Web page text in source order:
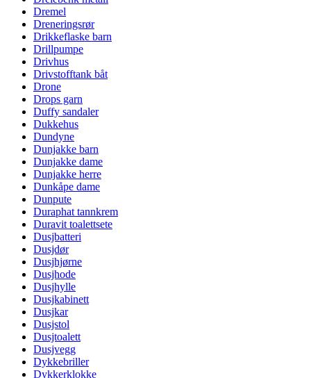
Dremel
Dreneringsrør
Drikkeflaske barn
Drillpumpe
Drivhus
Drivstofftank båt
Drone
Drops garn
Duffy sandaler
Dukkehus
Dundyne
Dunjakke barn
Dunjakke dame
Dunjakke herre
Dunkåpe dame
Dunpute
Duraphat tannkrem
Duravit toalettsete
Dusjbatteri
Dusjdør
Dusjhjørne
Dusjhode
Dusjhylle
Dusjkabinett
Dusjkar
Dusjstol
Dusjtoalett
Dusjvegg
Dykkebriller
Dykkerklokke